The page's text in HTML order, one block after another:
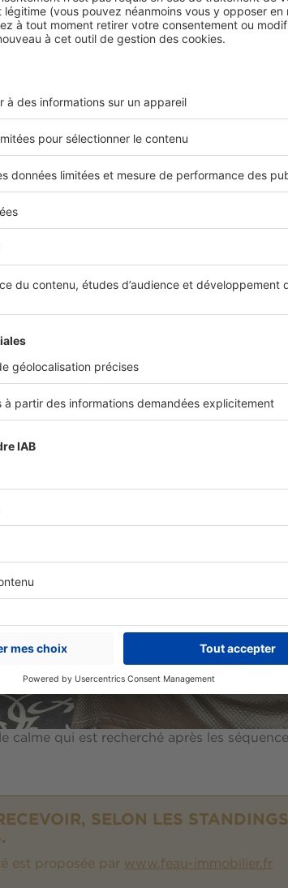
que des invités triés sur le volet ! © DR
pour réussir vos réceptions
du 19e siècle, il est mis en beauté
de vie comprend une salle de séjour
à manger pour vos déjeuners d'affaires,
cuisine contemporaine superbement
n'avez plus qu'à lancer les invitations…
calme qui est recherché après les
SELON LES STANDINGS
est proposée par www.feau-immobilier.fr